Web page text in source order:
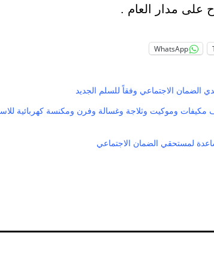
على مدار العام .
WhatsApp
الاجتماعي وفقاً للسلم الجديد
مكيفات وموكيت وثلاجة وغسالة وفرن ومكنسة كهربائية
لمستحقي الضمان الاجتماعي